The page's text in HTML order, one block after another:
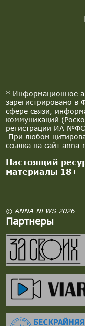
* Информационное
зарегистрировано в
сфере связи,
коммуникаций
регистрации ИА
При любом
ссылка на сайт
Настоящий
материалы 18+
© ANNA NEWS 2026
Партнеры